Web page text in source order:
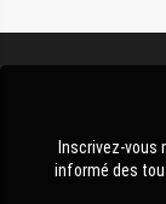
Inscrivez-vous
informé des